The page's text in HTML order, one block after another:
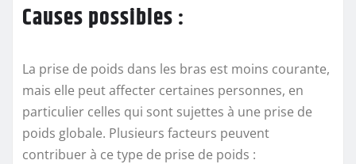
Causes possibles :
La prise de poids dans les bras est moins courante,
mais elle peut affecter certaines personnes, en
particulier celles qui sont sujettes à une prise de
poids globale. Plusieurs facteurs peuvent
contribuer à ce type de prise de poids :